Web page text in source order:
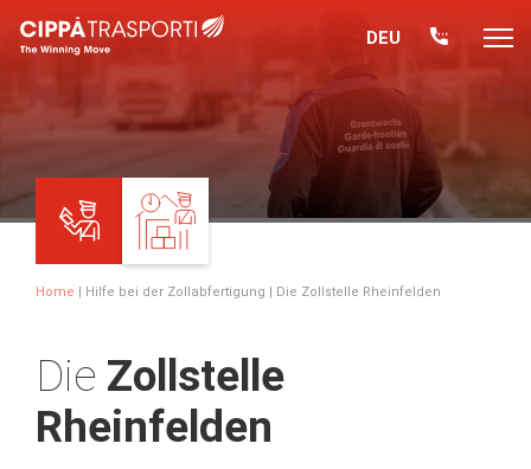
DEU
Home | Hilfe bei der Zollabfertigung | Die Zollstelle Rheinfelden
Die Zollstelle
Rheinfelden